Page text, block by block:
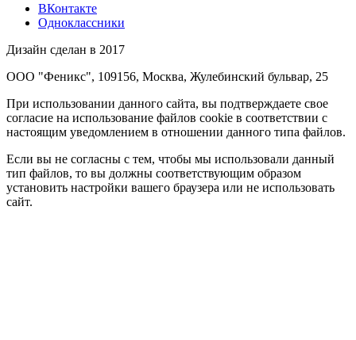
ВКонтакте
Одноклассники
Дизайн сделан в 2017
ООО "Феникс", 109156, Москва, Жулебинский бульвар, 25
При использовании данного сайта, вы подтверждаете свое
согласие на использование файлов cookie в соответствии с
настоящим уведомлением в отношении данного типа файлов.
Если вы не согласны с тем, чтобы мы использовали данный
тип файлов, то вы должны соответствующим образом
установить настройки вашего браузера или не использовать
сайт.